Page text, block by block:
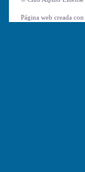
Página web creada con